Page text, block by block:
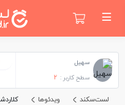
سهیل
سطح کاربر : 2
لست‌سکند ویدئوها